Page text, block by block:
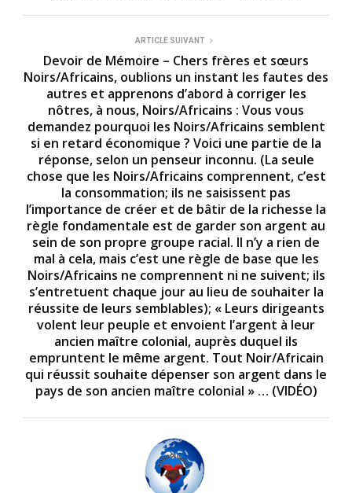
ARTICLE SUIVANT
Devoir de Mémoire – Chers frères et sœurs
Noirs/Africains, oublions un instant les fautes des
autres et apprenons d’abord à corriger les
nôtres, à nous, Noirs/Africains : Vous vous
demandez pourquoi les Noirs/Africains semblent
si en retard économique ? Voici une partie de la
réponse, selon un penseur inconnu. (La seule
chose que les Noirs/Africains comprennent, c’est
la consommation; ils ne saisissent pas
l’importance de créer et de bâtir de la richesse la
règle fondamentale est de garder son argent au
sein de son propre groupe racial. Il n’y a rien de
mal à cela, mais c’est une règle de base que les
Noirs/Africains ne comprennent ni ne suivent; ils
s’entretuent chaque jour au lieu de souhaiter la
réussite de leurs semblables); « Leurs dirigeants
volent leur peuple et envoient l’argent à leur
ancien maître colonial, auprès duquel ils
empruntent le même argent. Tout Noir/Africain
qui réussit souhaite dépenser son argent dans le
pays de son ancien maître colonial » … (VIDÉO)